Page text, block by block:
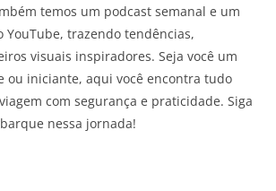
temos um podcast semanal e um
YouTube, trazendo tendências,
visuais inspiradores. Seja você um
ou iniciante, aqui você encontra tudo
com segurança e praticidade. Siga
nessa jornada!